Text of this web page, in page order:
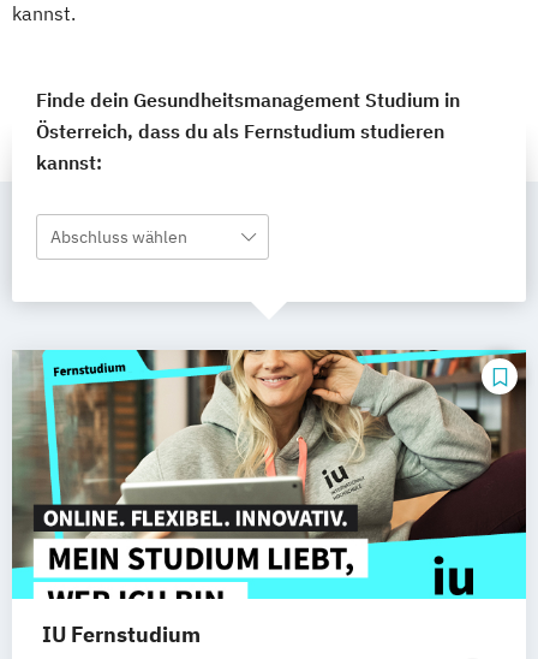
kannst.
Finde dein Gesundheitsmanagement Studium in
Österreich, dass du als Fernstudium studieren
kannst:
Abschluss wählen
IU Fernstudium